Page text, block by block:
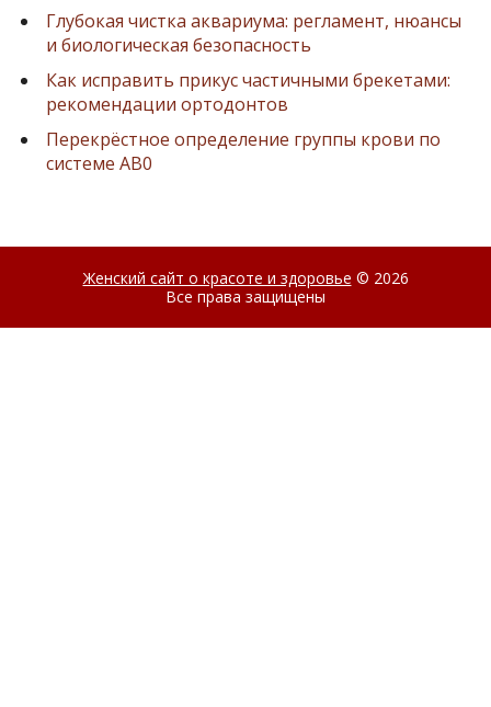
Глубокая чистка аквариума: регламент, нюансы
и биологическая безопасность
Как исправить прикус частичными брекетами:
рекомендации ортодонтов
Перекрёстное определение группы крови по
системе AB0
Женский сайт о красоте и здоровье © 2026
Все права защищены